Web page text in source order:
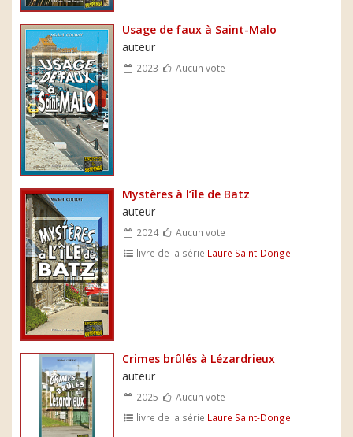
Usage de faux à Saint-Malo
auteur
2023 Aucun vote
Mystères à l’île de Batz
auteur
2024
Aucun vote
livre de la série Laure Saint-Donge
Crimes brûlés à Lézardrieux
auteur
2025
Aucun vote
livre de la série Laure Saint-Donge